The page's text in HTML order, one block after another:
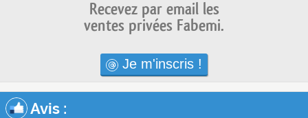
Recevez par email les
ventes privées Fabemi.
Je m'inscris !
Avis :